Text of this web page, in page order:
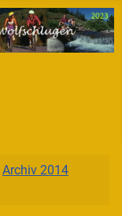
Archiv 2014